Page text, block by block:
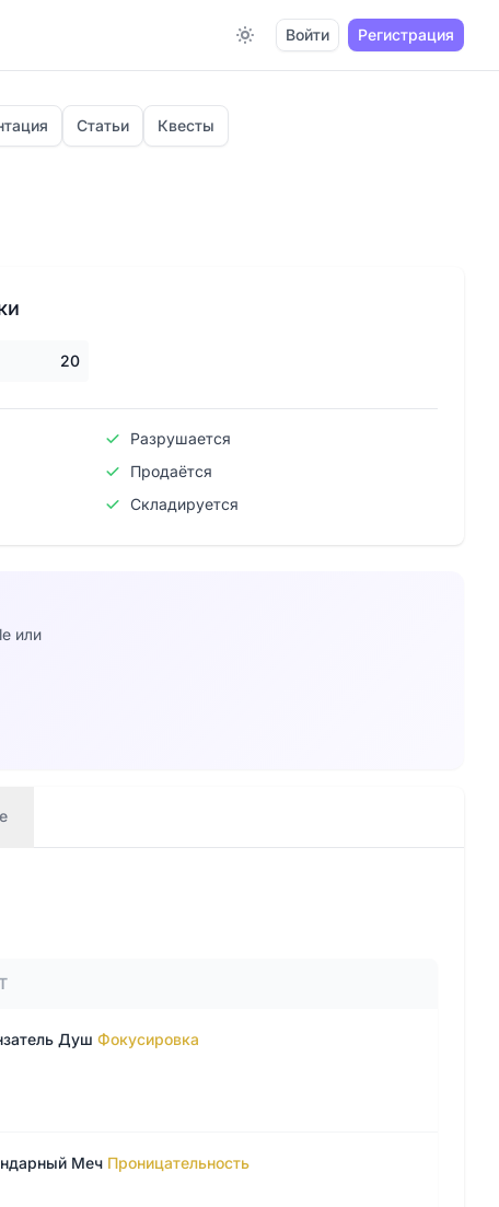
Switch to light / dark version
Войти Регистрация
Статьи Квесты
20
Разрушается
Продаётся
Складируется
или
Душ Фокусировка
Меч Проницательность